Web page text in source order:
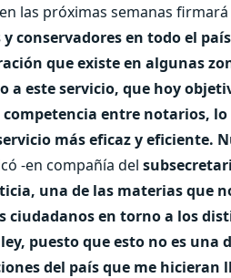
las próximas semanas firmará
conservadores en todo el país
que existe en algunas
a este servicio, que hoy
entre notarios, lo
más eficaz y eficiente.
-en compañía del
una de las materias que
ciudadanos en torno a los
puesto que esto no es
del país que me